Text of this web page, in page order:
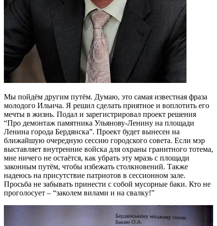
Мы пойдём другим путём. Думаю, это самая известная фраза
молодого Ильича. Я решил сделать приятное и воплотить его
мечты в жизнь. Подал и зарегистрировал проект решения
“Про демонтаж памятника Ульянову-Ленину на площади
Ленина города Бердянска”. Проект будет вынесен на
ближайшую очередную сессию городского совета. Если мэр
выставляет внутренние войска для охраны гранитного тотема,
мне ничего не остаётся, как убрать эту мразь с площади
законным путём, чтобы избежать столкновений. Также
надеюсь на присутствие патриотов в сессионном зале.
Просьба не забывать принести с собой мусорные баки. Кто не
проголосует – “заколем вилами и на свалку!”